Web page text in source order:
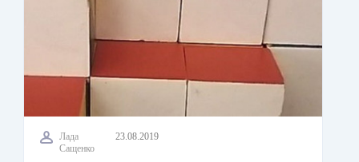
Лада
Сащенко
23.08.2019